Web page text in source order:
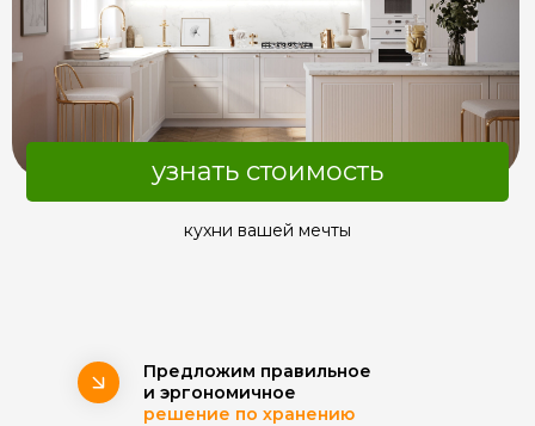
кухни вашей мечты
узнать стоимость
Предложим правильное
и эргономичное
решение по хранению